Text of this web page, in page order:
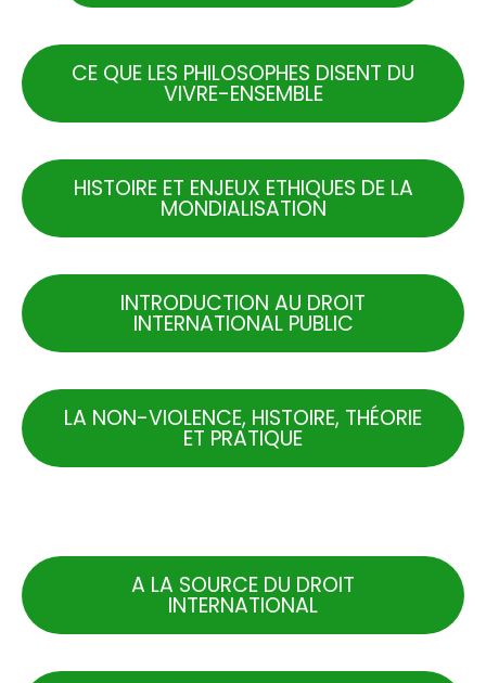
CE QUE LES PHILOSOPHES DISENT DU
VIVRE-ENSEMBLE
HISTOIRE ET ENJEUX ETHIQUES DE LA
MONDIALISATION
INTRODUCTION AU DROIT
INTERNATIONAL PUBLIC
LA NON-VIOLENCE, HISTOIRE, THÉORIE
ET PRATIQUE
A LA SOURCE DU DROIT
INTERNATIONAL